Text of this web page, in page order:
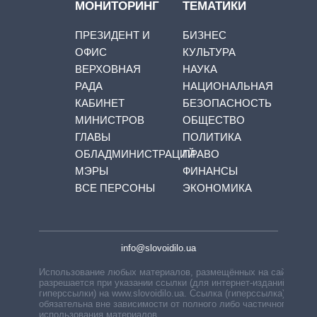
МОНИТОРИНГ
ПРЕЗИДЕНТ И
ОФИС
ВЕРХОВНАЯ
РАДА
КАБИНЕТ
МИНИСТРОВ
ГЛАВЫ
ОБЛАДМИНИСТРАЦИЙ
МЭРЫ
ВСЕ ПЕРСОНЫ
ТЕМАТИКИ
БИЗНЕС
КУЛЬТУРА
НАУКА
НАЦИОНАЛЬНАЯ
БЕЗОПАСНОСТЬ
ОБЩЕСТВО
ПОЛИТИКА
ПРАВО
ФИНАНСЫ
ЭКОНОМИКА
info@slovoidilo.ua
Использование любых материалов, размещённых на сайте,
разрешается при указании ссылки (для интернет-изданий —
гиперссылки) на www.slovoidilo.ua. Ссылка (гиперссылка)
обязательна вне зависимости от полного либо частичного
использования материалов.